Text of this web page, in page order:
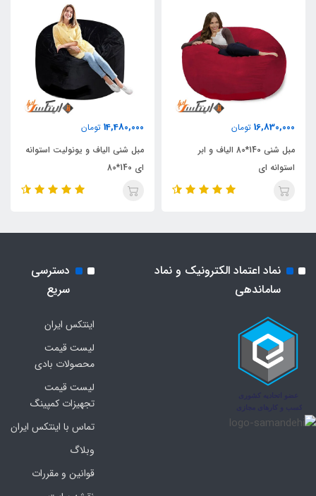
16,830,000 تومان
مبل شنی 140*80 الیاف و ابر
استوانه ای
14,480,000 تومان
مبل شنی الیاف و یونولیت استوانه
ای 140*80
نماد اعتماد الکترونیک و نماد
ساماندهی
دسترسی
سریع
اینتکس ایران
لیست قیمت
محصولات بادی
لیست قیمت
تجهیزات کمپینگ
تماس با اینتکس ایران
وبلاگ
قوانین و مقررات